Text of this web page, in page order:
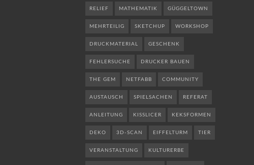
RELIEF MATHEMATIK GÜGGELTOWN
MEHRTEILIG SKETCHUP WORKSHOP
DRUCKMATERIAL GESCHENK
FEHLERSUCHE DRUCKER BAUEN
THE GEM NETFABB COMMUNITY
AUSTAUSCH SPIELSACHEN REFERAT
ANLEITUNG KISSLICER KEKSFORMEN
DEKO 3D-SCAN EIFFELTURM TIER
VERANSTALTUNG KULTURERBE